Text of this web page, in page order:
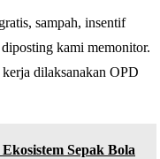
sampah, insentif
kami memonitor.
dilaksanakan OPD
Sepak Bola